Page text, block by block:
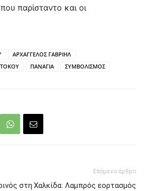
παρίσταντο και οι
ΑΡΧΑΓΓΕΛΟΣ ΓΑΒΡΙΗΛ
ΠΑΝΑΓΙΑ ΣΥΜΒΟΛΙΣΜΟΣ
στη
Επόμενο άρθρο
Χαλκίδα: Λαμπρός εορτασμός